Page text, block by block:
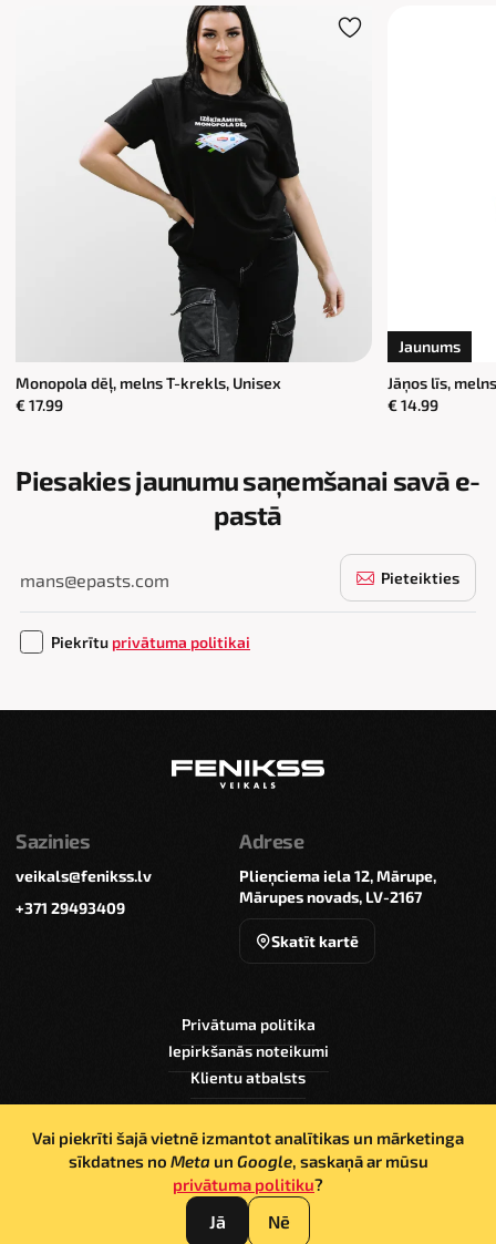
Monopola dēļ, melns T-krekls, Unisex
€ 17.99
Jaunums
Jāņos līs,
€ 14.99
Piesakies jaunumu saņemšanai savā e-
pastā
Pieteikties
Piekrītu privātuma politikai
Sazinies
veikals@fenikss.lv
+371 29493409
Adrese
Plieņciema iela 12, Mārupe,
Mārupes novads, LV-2167
Skatīt kartē
Privātuma politika
Iepirkšanās noteikumi
Klientu atbalsts
© Sia Alfor 2026. Šīs vietnes saturs ir aizsargāts ar
autortiesībām, un tas pieder “SIA Alfor”
Vai piekrīti šajā vietnē izmantot analītikas un mārketinga
sīkdatnes no Meta un Google, saskaņā ar mūsu
privātuma politiku?
Jā Nē